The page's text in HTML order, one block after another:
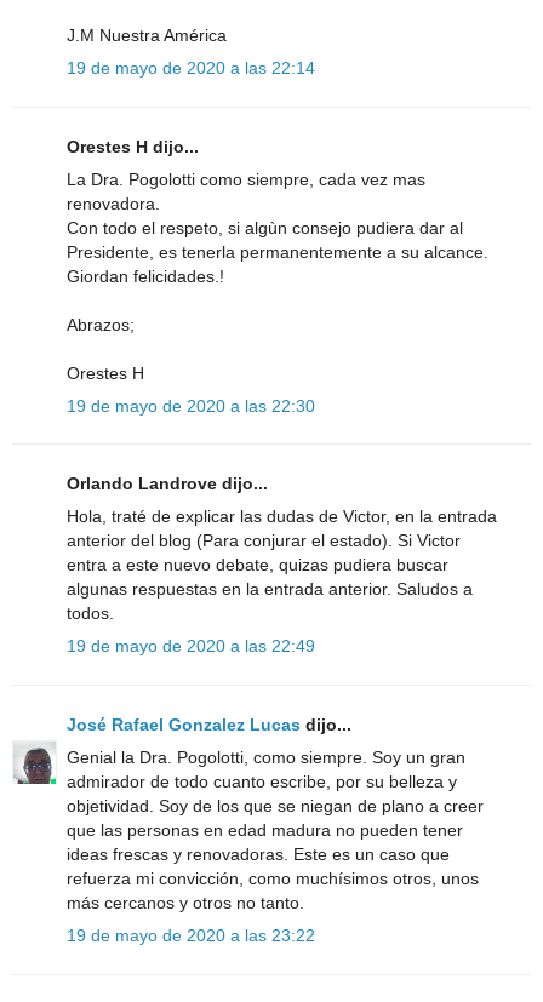
J.M Nuestra América
19 de mayo de 2020 a las 22:14
Orestes H dijo...
La Dra. Pogolotti como siempre, cada vez mas
renovadora.
Con todo el respeto, si algùn consejo pudiera dar al
Presidente, es tenerla permanentemente a su alcance.
Giordan felicidades.!
Abrazos;
Orestes H
19 de mayo de 2020 a las 22:30
Orlando Landrove dijo...
Hola, traté de explicar las dudas de Victor, en la entrada
anterior del blog (Para conjurar el estado). Si Victor
entra a este nuevo debate, quizas pudiera buscar
algunas respuestas en la entrada anterior. Saludos a
todos.
19 de mayo de 2020 a las 22:49
José Rafael Gonzalez Lucas dijo...
Genial la Dra. Pogolotti, como siempre. Soy un gran
admirador de todo cuanto escribe, por su belleza y
objetividad. Soy de los que se niegan de plano a creer
que las personas en edad madura no pueden tener
ideas frescas y renovadoras. Este es un caso que
refuerza mi convicción, como muchísimos otros, unos
más cercanos y otros no tanto.
19 de mayo de 2020 a las 23:22